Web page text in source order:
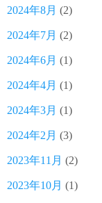
2024年8月 (2)
2024年7月 (2)
2024年6月 (1)
2024年4月 (1)
2024年3月 (1)
2024年2月 (3)
2023年11月 (2)
2023年10月 (1)